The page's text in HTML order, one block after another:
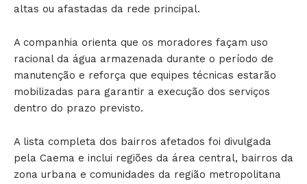
altas ou afastadas da rede principal.
A companhia orienta que os moradores façam uso
racional da água armazenada durante o período de
manutenção e reforça que equipes técnicas estarão
mobilizadas para garantir a execução dos serviços
dentro do prazo previsto.
A lista completa dos bairros afetados foi divulgada
pela Caema e inclui regiões da área central, bairros da
zona urbana e comunidades da região metropolitana